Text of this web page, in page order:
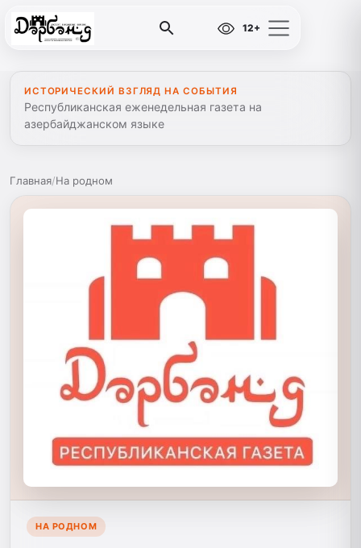
12+
ИСТОРИЧЕСКИЙ ВЗГЛЯД НА СОБЫТИЯ
Республиканская еженедельная газета на
азербайджанском языке
Главная/На родном
НА РОДНОМ